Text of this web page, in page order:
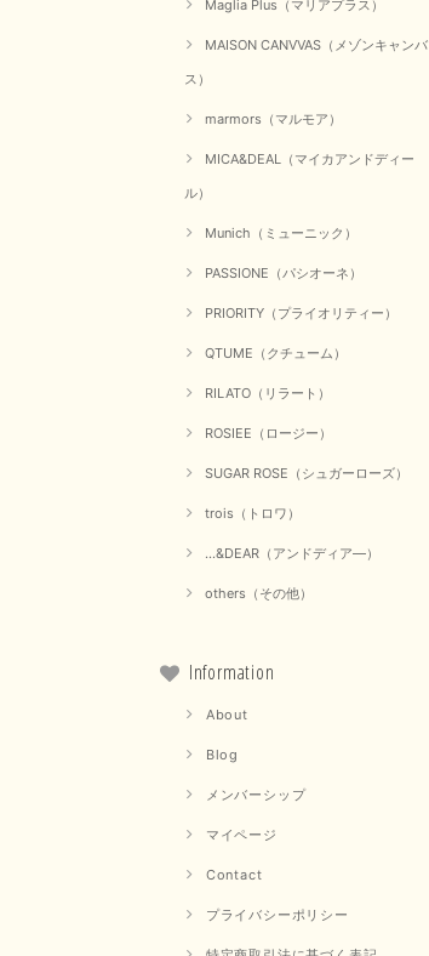
Maglia Plus（マリアプラス）
MAISON CANVVAS（メゾンキャンバ
ス）
marmors（マルモア）
MICA&DEAL（マイカアンドディー
ル）
Munich（ミューニック）
PASSIONE（パシオーネ）
PRIORITY（プライオリティー）
QTUME（クチューム）
RILATO（リラート）
ROSIEE（ロージー）
SUGAR ROSE（シュガーローズ）
trois（トロワ）
...&DEAR（アンドディア―）
others（その他）
Information
About
Blog
メンバーシップ
マイページ
Contact
プライバシーポリシー